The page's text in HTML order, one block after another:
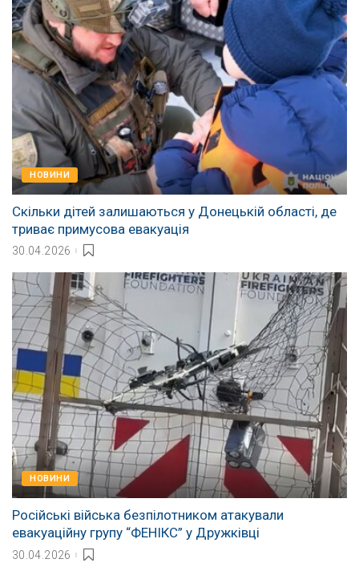
НОВИНИ
Скільки дітей залишаються у Донецькій області, де
триває примусова евакуація
30.04.2026
НОВИНИ
Російські війська безпілотником атакували
евакуаційну групу “ФЕНІКС” у Дружківці
30.04.2026